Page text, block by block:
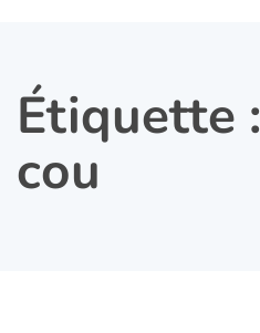
Étiquette :
cou